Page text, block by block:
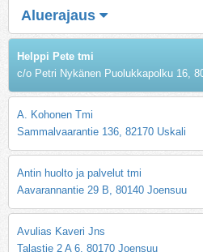
Aluerajaus
Helppi Pete tmi
c/o Petri Nykänen Puolukkapolku 16,
A. Kohonen Tmi
Sammalvaarantie 136, 82170 Uskali
Antin huolto ja palvelut tmi
Aavarannantie 29 B, 80140 Joensuu
Avulias Kaveri Jns
Talastie 2 A 6, 80170 Joensuu